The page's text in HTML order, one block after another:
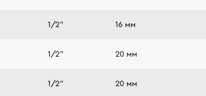
1/2" 16 мм
1/2" 20 мм
1/2" 20 мм